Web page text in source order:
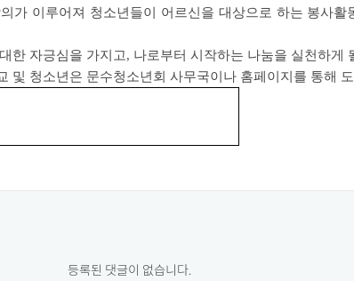
가 이루어져 청소년들이 어르신을 대상으로 하는 봉사활
한 자긍심을 가지고, 나로부터 시작하는 나눔을 실천하게
및 청소년은 문수청소년회 사무국이나 홈페이지를 통해
등록된 댓글이 없습니다.